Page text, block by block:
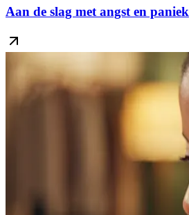
Aan de slag met angst en paniek